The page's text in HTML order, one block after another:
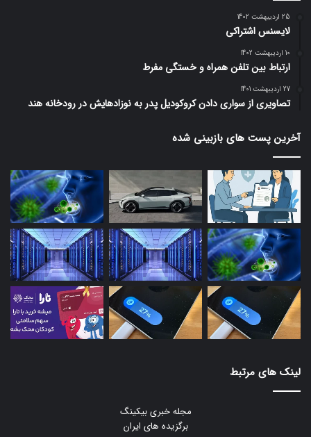
25 اردیبهشت 1402
لایسنس اشتراکی
10 اردیبهشت 1402
ارتباط بین تلفن همراه و خستگی مفرط
27 اردیبهشت 1401
تصاویری از سواری دادن کروکودیل پدر به نوزادهایش در رودخانه هند
آخرین پست های بازبینی شده
لینک های مرتبط
مجله خبری بیکینگ
برگزیده های ایران